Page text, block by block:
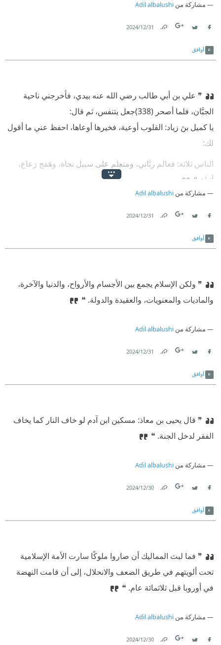
مشاركة من Adil albalushi
31‏/12‏/2024
أوافق
❞ علي بن أبي طالب رضي الله عنه بيدي، فأخرجني ناحية
الجبَّان، فلما أصحر (338)جعل يتنفس، ثم قال:
⁠‫يا كميل بنَ زياد: القلوب أوعية، فخيرها أوعاها، احفظ عني ما أقول
لك:
⁠‫الناس ثلاثة: فعالم ربَّاني، ومتعلم على سبيل نجاة، وهَمَج رَعاع،
أتباع ❝
مشاركة من Adil albalushi
31‏/12‏/2024
أوافق
❞ ولكن الإسلام يجمع بين الأجسام والأرواح، والدنيا والآخرة،
والماديات والمعنويات، والعقيدة والدولة. ❝
مشاركة من Adil albalushi
31‏/12‏/2024
أوافق
❞ قال يحيى بن معاذ: مسكين ابن آدم لو خاف النار كما يخاف
الفقر لدخل الجنة. ❝
مشاركة من Adil albalushi
30‏/12‏/2024
أوافق
❞ فما لبث المماليك أن صاروا ملوكًا سارت الأمة الإسلامية
تحت ألويتهم في طريق الضعف والانحلال، إلى أن قامت النهضة
في أوروبا قبل ثلاثمائة عام. ❝
مشاركة من Adil albalushi
30‏/12‏/2024